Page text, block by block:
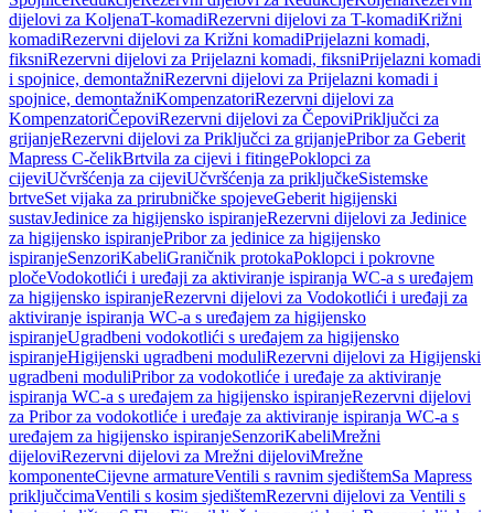
dijelovi za KoljenaT-komadiRezervni dijelovi za T-komadiKrižni
komadiRezervni dijelovi za Križni komadiPrijelazni komadi,
fiksniRezervni dijelovi za Prijelazni komadi, fiksniPrijelazni komadi
i spojnice, demontažniRezervni dijelovi za Prijelazni komadi i
spojnice, demontažniKompenzatoriRezervni dijelovi za
KompenzatoriČepoviRezervni dijelovi za ČepoviPriključci za
grijanjeRezervni dijelovi za Priključci za grijanjePribor za Geberit
Mapress C-čelikBrtvila za cijevi i fitingePoklopci za
cijeviUčvršćenja za cijeviUčvršćenja za priključkeSistemske
brtveSet vijaka za prirubničke spojeveGeberit higijenski
sustavJedinice za higijensko ispiranjeRezervni dijelovi za Jedinice
za higijensko ispiranjePribor za jedinice za higijensko
ispiranjeSenzoriKabeliGraničnik protokaPoklopci i pokrovne
pločeVodokotlići i uređaji za aktiviranje ispiranja WC-a s uređajem
za higijensko ispiranjeRezervni dijelovi za Vodokotlići i uređaji za
aktiviranje ispiranja WC-a s uređajem za higijensko
ispiranjeUgradbeni vodokotlići s uređajem za higijensko
ispiranjeHigijenski ugradbeni moduliRezervni dijelovi za Higijenski
ugradbeni moduliPribor za vodokotliće i uređaje za aktiviranje
ispiranja WC-a s uređajem za higijensko ispiranjeRezervni dijelovi
za Pribor za vodokotliće i uređaje za aktiviranje ispiranja WC-a s
uređajem za higijensko ispiranjeSenzoriKabeliMrežni
dijeloviRezervni dijelovi za Mrežni dijeloviMrežne
komponenteCijevne armatureVentili s ravnim sjedištemSa Mapress
priključcimaVentili s kosim sjedištemRezervni dijelovi za Ventili s